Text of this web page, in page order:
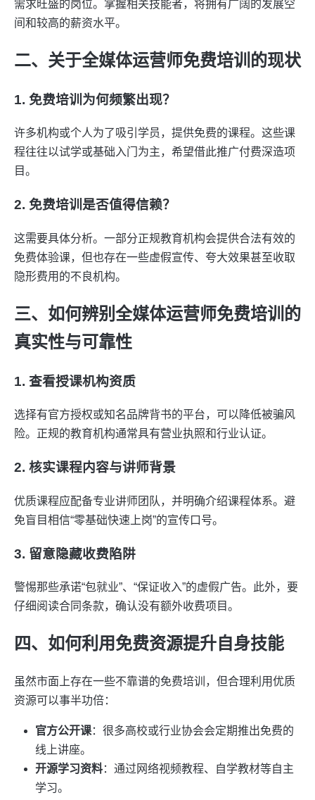
需求旺盛的岗位。掌握相关技能者，将拥有广阔的发展空
间和较高的薪资水平。
二、关于全媒体运营师免费培训的现状
1. 免费培训为何频繁出现？
许多机构或个人为了吸引学员，提供免费的课程。这些课
程往往以试学或基础入门为主，希望借此推广付费深造项
目。
2. 免费培训是否值得信赖？
这需要具体分析。一部分正规教育机构会提供合法有效的
免费体验课，但也存在一些虚假宣传、夸大效果甚至收取
隐形费用的不良机构。
三、如何辨别全媒体运营师免费培训的
真实性与可靠性
1. 查看授课机构资质
选择有官方授权或知名品牌背书的平台，可以降低被骗风
险。正规的教育机构通常具有营业执照和行业认证。
2. 核实课程内容与讲师背景
优质课程应配备专业讲师团队，并明确介绍课程体系。避
免盲目相信“零基础快速上岗”的宣传口号。
3. 留意隐藏收费陷阱
警惕那些承诺“包就业”、“保证收入”的虚假广告。此外，要
仔细阅读合同条款，确认没有额外收费项目。
四、如何利用免费资源提升自身技能
虽然市面上存在一些不靠谱的免费培训，但合理利用优质
资源可以事半功倍：
官方公开课：很多高校或行业协会会定期推出免费的
线上讲座。
开源学习资料：通过网络视频教程、自学教材等自主
学习。